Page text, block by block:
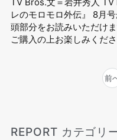
TV Bros.文＝岩井秀人
レのモロモロ外伝』 8⽉
頭部分をお読みいただけ
ご購入の上お楽しみくだ
前
REPORT カテゴリ